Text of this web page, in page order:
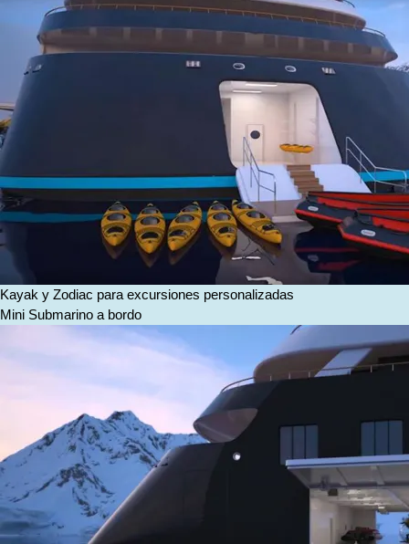
Kayak y Zodiac para excursiones personalizadas
Mini Submarino a bordo